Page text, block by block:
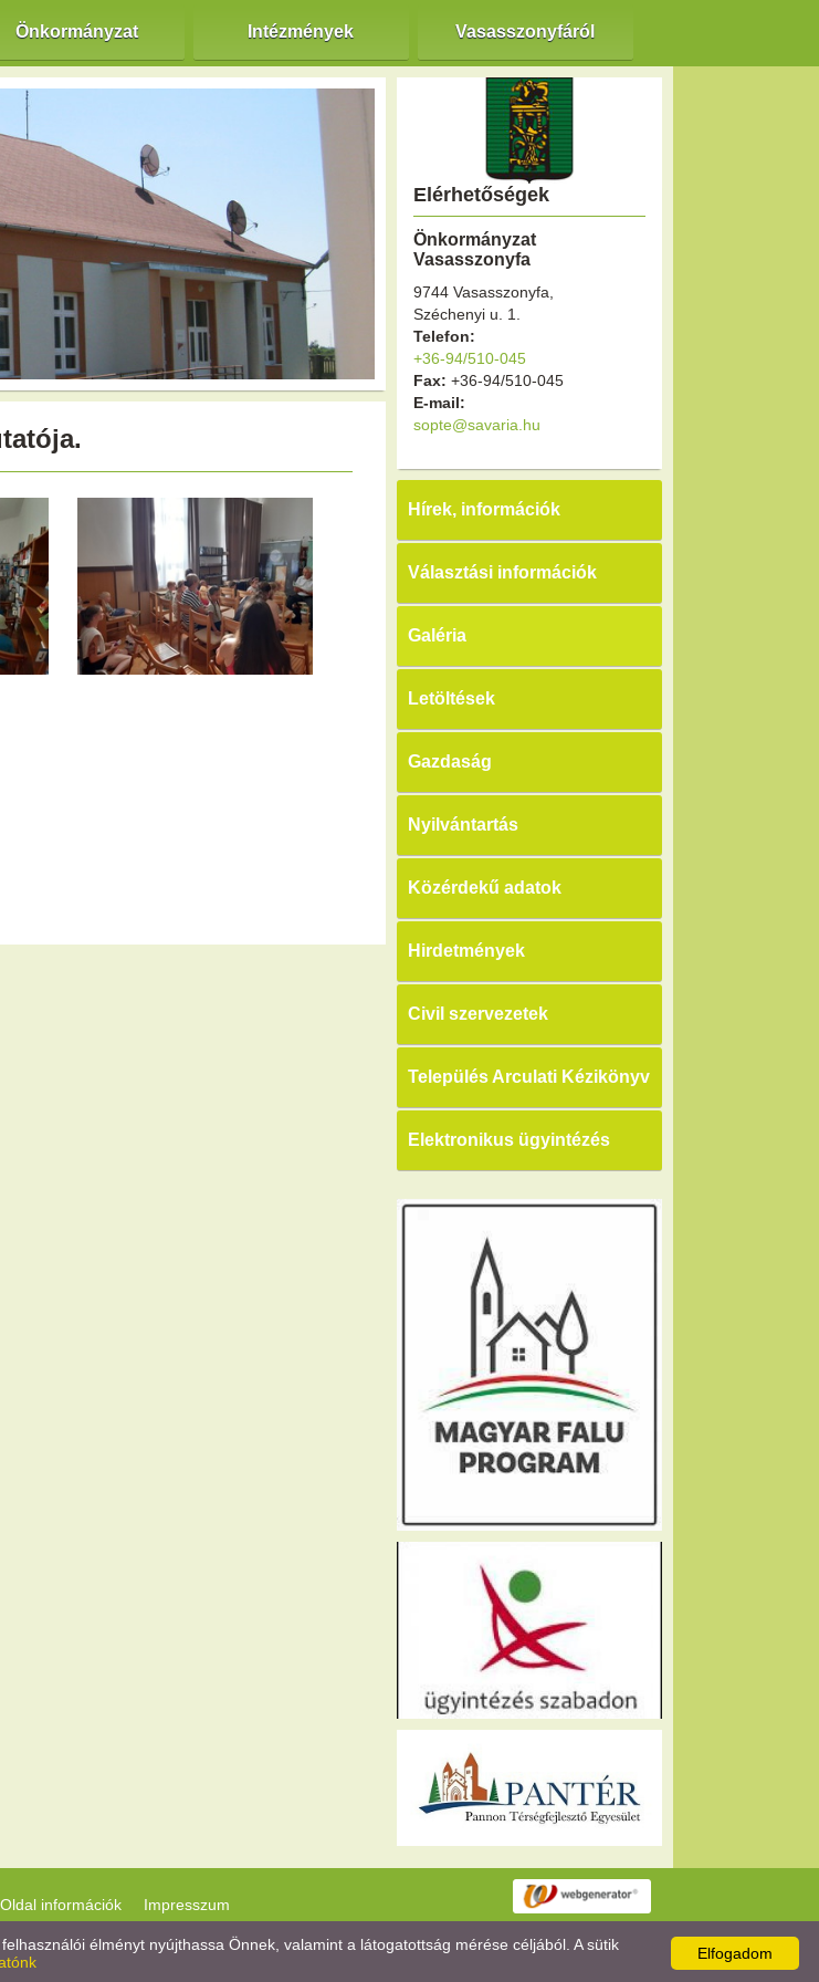
Önkormányzat Intézmények Vasasszonyfáról
Elérhetőségek
Önkormányzat
Vasasszonyfa
9744 Vasasszonyfa,
Széchenyi u. 1.
Telefon:
+36-94/510-045
Fax: +36-94/510-045
E-mail:
sopte@savaria.hu
Hírek, információk
Választási információk
Galéria
Letöltések
Gazdaság
Nyilvántartás
Közérdekű adatok
Hirdetmények
Civil szervezetek
Település Arculati Kézikönyv
Elektronikus ügyintézés
Oldal információk Impresszum
Elfogadom
élményt nyújthassa Önnek, valamint a látogatottság mérése céljából. A sütik